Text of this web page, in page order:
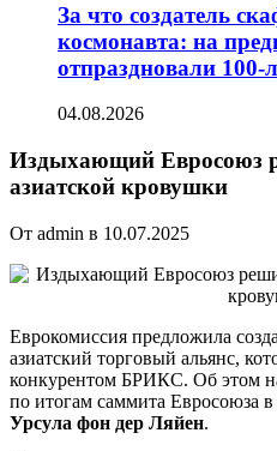
За что создатель
космонавта: на
отпраздновали 100-
04.08.2026
Издыхающий Евросоюз
азиатской кровушки
От admin в 10.07.2025
Еврокомиссия предложила
азиатский торговый альянс,
конкурентом БРИКС. Об этом
по итогам саммита Евросоюза
Урсула фон дер Ляйен.